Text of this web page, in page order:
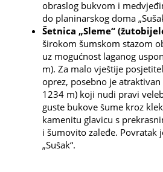
obraslog bukvom i
do planinarskog doma
Šetnica „Sleme“
širokom šumskom stazom
uz mogućnost laganog
m). Za malo vještije
oprez, posebno je
1234 m) koji nudi pravi
guste bukove šume kroz
kamenitu glavicu s
i šumovito zaleđe. Povratak
„Sušak“.